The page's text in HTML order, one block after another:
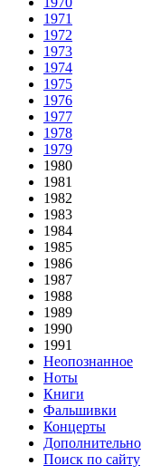
1971
1972
1973
1974
1975
1976
1977
1978
1979
1980
1981
1982
1983
1984
1985
1986
1987
1988
1989
1990
1991
Неопознанное
Ноты
Книги
Фальшивки
Концерты
Дополнительно
Поиск по сайту